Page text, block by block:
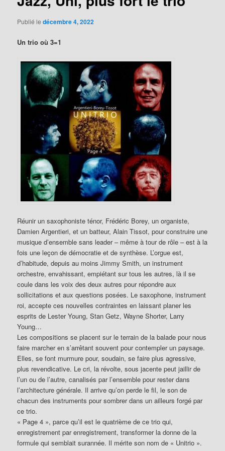
Publié ledécembre 4, 2022
Un trio où 3=1
Réunir un saxophoniste ténor, Frédéric Borey, un organiste,
Damien Argentieri, et un batteur, Alain Tissot, pour construire une
musique d’ensemble sans leader – même à tour de rôle – est à la
fois une leçon de démocratie et de synthèse. L’orgue est,
d’habitude, depuis au moins Jimmy Smith, un instrument
orchestre, envahissant, empiétant sur tous les autres, là il se
coule dans les voix des deux autres pour répondre aux
sollicitations et aux questions posées. Le saxophone, instrument
roi, accepte ces nouvelles contraintes en laissant planer les
esprits de Lester Young, Stan Getz, Wayne Shorter, Larry
Young…
Les compositions se placent sur le terrain de la balade pour nous
faire marcher en s’arrêtant souvent pour contempler un paysage.
Elles, se font murmure pour, soudain, se faire plus agressive,
plus revendicative. Le cri, la révolte, sous jacente peut jaillir de
l’un ou de l’autre, canalisés par l’ensemble pour rester dans
l’architecture générale. Il arrive qu’on perde le fil, le son de
chacun des instruments pour sombrer dans un ailleurs forgé par
ce trio.
« Page 4 », parce qu’il est le quatrième de ce trio qui,
enregistrement par enregistrement, transformer la donne de la
formule qui semblait surannée. Il mérite son nom de « Unitrio ».